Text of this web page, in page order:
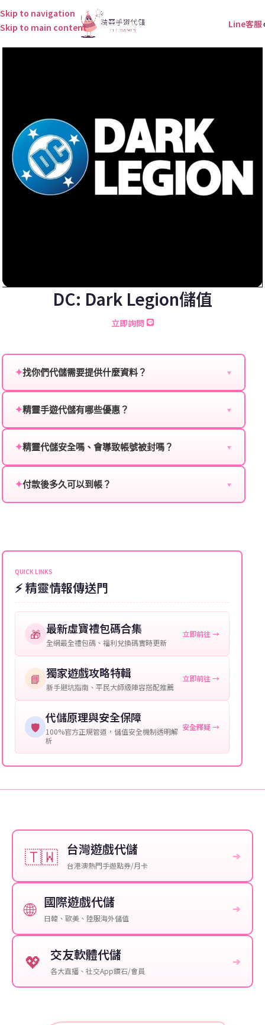
Skip to navigation
Skip to main content
Line客服
DC: Dark Legion儲值
立即詢問
✦找你們代儲需要提供什麼資料？ ▼
服：
角色名稱：您遊戲中的角色名稱。
等級：角色的當前等級。
提供這些信息能幫助我們更快地處理您的代儲需求，確
保您盡享遊戲樂趣！
✦精靈手遊代儲有哪些優惠？ ▼
贈送、大額儲值優惠及節日限定活動，儲值最低6折
✦精靈代儲安全嗎、會導致帳號被封嗎？ ▼
單，不使用外掛程式、非法點數或異常儲值管道。您獲
✦付款後多久可以到帳？ ▼
可直接聯絡客服查詢訂單進度。
QUICK LINKS
⚡ 精靈情報傳送門
🎁 最新虛寶禮包碼合集
全網最全禮包碼、福利兌換碼實時更新
立即前往 →
📘 獨家遊戲攻略特輯
新手避坑指南、平民大師級陣容搭配推薦
立即前往 →
🛡️
代儲原理與安全保障
100%官方正規管道，儲值安全機制透明解
析
安全釋疑 →
🇹🇼 台灣遊戲代儲
台港澳熱門手遊點券/月卡
➔
🌐 國際遊戲代儲
日韓、歐美、陸服海外儲值
➔
💖 交友軟體代儲
各大直播、社交App鑽石/會員
➔